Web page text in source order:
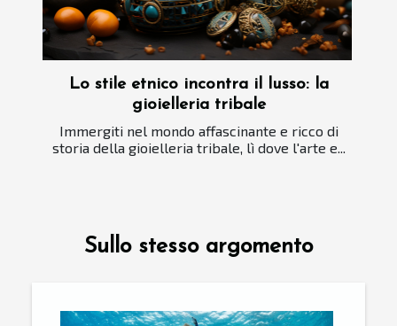
Lo stile etnico incontra il lusso: la
gioielleria tribale
Immergiti nel mondo affascinante e ricco di
storia della gioielleria tribale, lì dove l'arte e...
Sullo stesso argomento